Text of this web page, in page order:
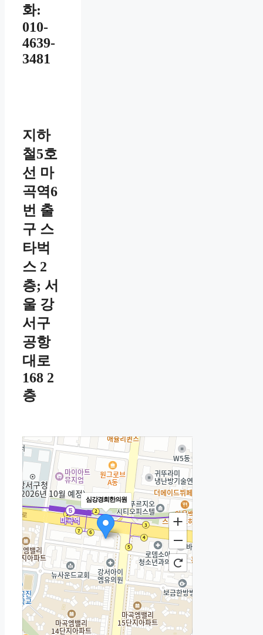
화:
010-
4639-
3481
지하
철5호
선 마
곡역6
번 출
구 스
타벅
스 2
층; 서
울 강
서구
공항
대로
168 2
층
심강경희한의원